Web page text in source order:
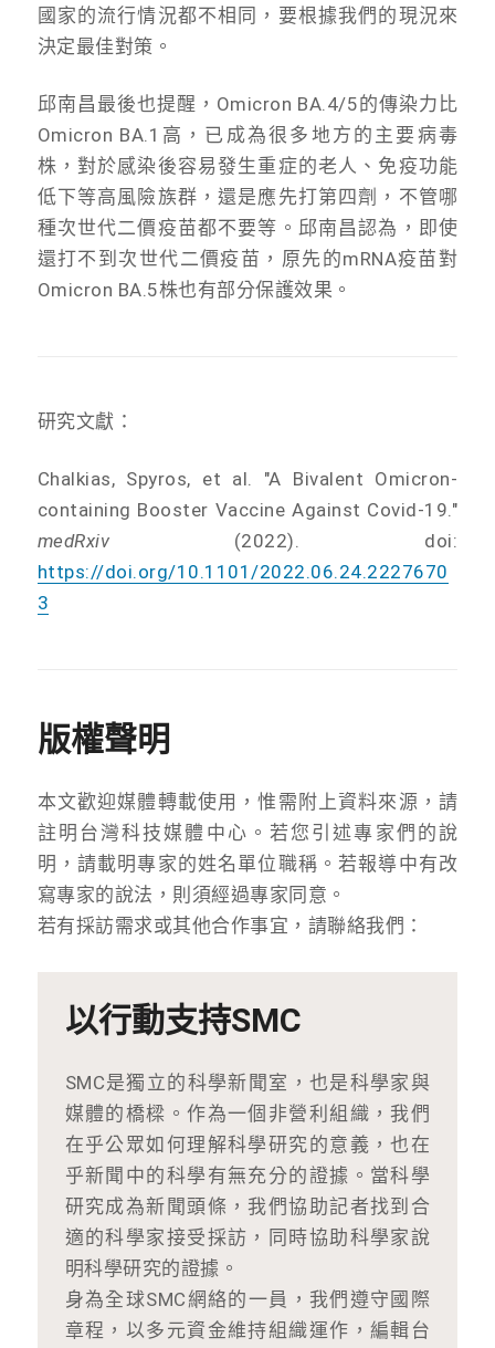
國家的流行情況都不相同，要根據我們的現況來
決定最佳對策。
邱南昌最後也提醒，Omicron BA.4/5的傳染力比
Omicron BA.1高，已成為很多地方的主要病毒
株，對於感染後容易發生重症的老人、免疫功能
低下等高風險族群，還是應先打第四劑，不管哪
種次世代二價疫苗都不要等。邱南昌認為，即使
還打不到次世代二價疫苗，原先的mRNA疫苗對
Omicron BA.5株也有部分保護效果。
研究文獻：
Chalkias, Spyros, et al. "A Bivalent Omicron-
containing Booster Vaccine Against Covid-19."
medRxiv (2022). doi:
https://doi.org/10.1101/2022.06.24.2227670
3
版權聲明
本文歡迎媒體轉載使用，惟需附上資料來源，請
註明台灣科技媒體中心。若您引述專家們的說
明，請載明專家的姓名單位職稱。若報導中有改
寫專家的說法，則須經過專家同意。
若有採訪需求或其他合作事宜，請聯絡我們：
以行動支持SMC
SMC是獨立的科學新聞室，也是科學家與
媒體的橋樑。作為一個非營利組織，我們
在乎公眾如何理解科學研究的意義，也在
乎新聞中的科學有無充分的證據。當科學
研究成為新聞頭條，我們協助記者找到合
適的科學家接受採訪，同時協助科學家說
明科學研究的證據。
身為全球SMC網絡的一員，我們遵守國際
章程，以多元資金維持組織運作，編輯台